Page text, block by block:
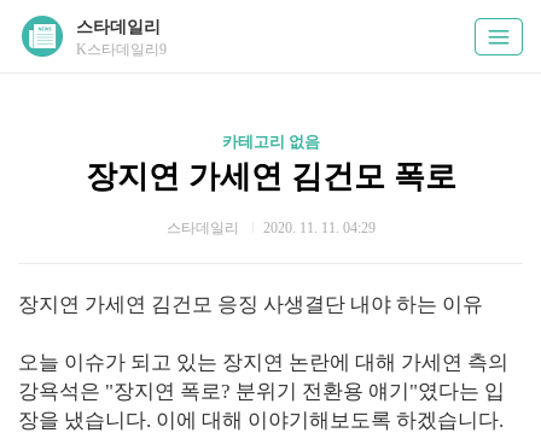
스타데일리
K스타데일리9
카테고리 없음
장지연 가세연 김건모 폭로
스타데일리 2020. 11. 11. 04:29
장지연 가세연 김건모 응징 사생결단 내야 하는 이유
오늘 이슈가 되고 있는 장지연 논란에 대해 가세연 측의
강욕석은 "장지연 폭로? 분위기 전환용 얘기"였다는 입
장을 냈습니다. 이에 대해 이야기해보도록 하겠습니다.